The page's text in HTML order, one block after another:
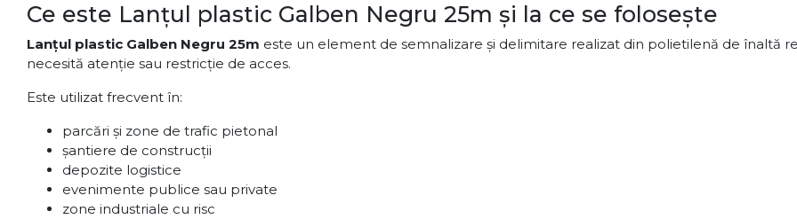
Ce este Lanțul plastic Galben Negru 25m și la ce se folosește
Lanțul plastic Galben Negru 25m este un element de semnalizare și delimitare realizat din polietilenă de înaltă
necesită atenție sau restricție de acces.
Este utilizat frecvent în:
parcări și zone de trafic pietonal
șantiere de construcții
depozite logistice
evenimente publice sau private
zone industriale cu risc